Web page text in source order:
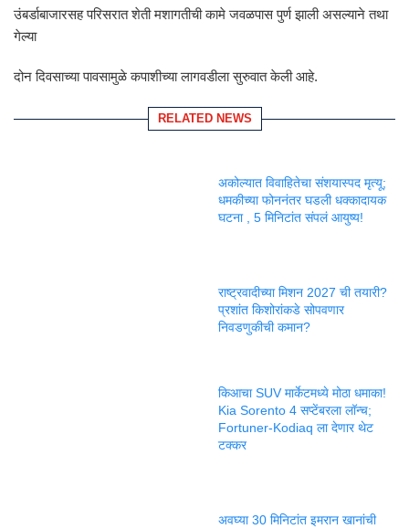
उंबर्डाबाजारसह परिसरात शेती मशागतीची कामे जवळपास पुर्ण झाली असल्याने तथा
गेल्या
दोन दिवसाच्या पावसामुळे कपाशीच्या लागवडीला सुरुवात केली आहे.
RELATED NEWS
अकोल्यात विवाहितेचा संशयास्पद मृत्यू;
धमकीच्या फोननंतर घडली धक्कादायक
घटना , 5 मिनिटांत संपलं आयुष्य!
राष्ट्रवादीच्या मिशन 2027 ची तयारी?
प्रशांत किशोरांकडे सोपवणार
निवडणुकीची कमान?
किआचा SUV मार्केटमध्ये मोठा धमाका!
Kia Sorento 4 सप्टेंबरला लॉन्च;
Fortuner-Kodiaq ला देणार थेट
टक्कर
अवघ्या 30 मिनिटांत इमरान खानांची